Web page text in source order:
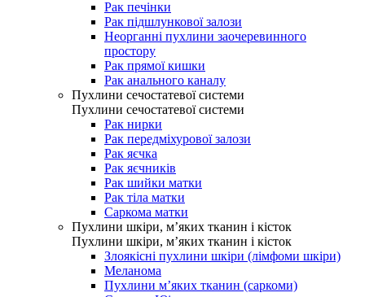
Рак печінки
Рак підшлункової залози
Неорганні пухлини заочеревинного
простору
Рак прямої кишки
Рак анального каналу
Пухлини сечостатевої системи
Пухлини сечостатевої системи
Рак нирки
Рак передміхурової залози
Рак яєчка
Рак яєчників
Рак шийки матки
Рак тіла матки
Саркома матки
Пухлини шкіри, м’яких тканин і кісток
Пухлини шкіри, м’яких тканин і кісток
Злоякісні пухлини шкіри (лімфоми шкіри)
Меланома
Пухлини м’яких тканин (саркоми)